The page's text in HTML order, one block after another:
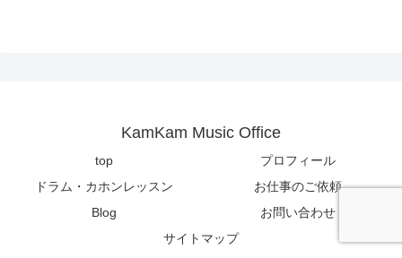
KamKam Music Office
top
プロフィール
ドラム・カホンレッスン
お仕事のご依頼
Blog
お問い合わせ
サイトマップ